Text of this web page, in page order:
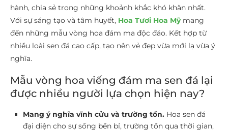
hành, chia sẻ trong những khoảnh khắc khó khăn nhất.
Với sự sáng tạo và tâm huyết, Hoa Tươi Hoa Mỹ mang
đến những mẫu vòng hoa đám ma độc đáo. Kết hợp từ
nhiều loài sen đá cao cấp, tạo nên vẻ đẹp vừa mới lạ vừa ý
nghĩa.
Mẫu vòng hoa viếng đám ma sen đá lại
được nhiều người lựa chọn hiện nay?
Mang ý nghĩa vĩnh cửu và trường tồn. Hoa sen đá
đại diện cho sự sống bền bỉ, trường tồn qua thời gian,